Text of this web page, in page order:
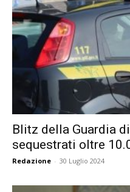
Blitz della Guardia
sequestrati oltre
Redazione - 30 Luglio 2024